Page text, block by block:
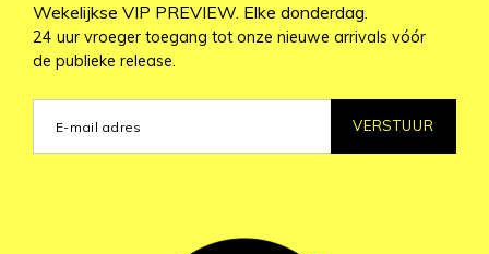
Wekelijkse VIP PREVIEW. Elke donderdag.
24 uur vroeger toegang tot onze nieuwe arrivals vóór
de publieke release.
VERSTUUR